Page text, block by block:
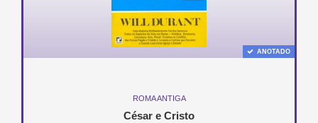
ANOTADO
ROMA ANTIGA
César e Cristo